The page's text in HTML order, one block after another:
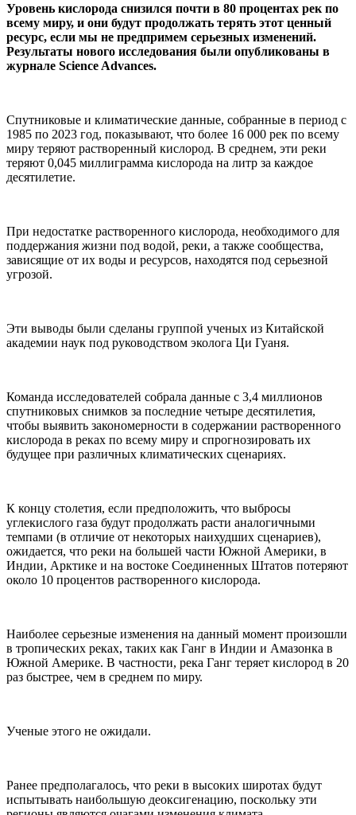
Уровень кислорода снизился почти в 80 процентах рек по
всему миру, и они будут продолжать терять этот ценный
ресурс, если мы не предпримем серьезных изменений.
Результаты нового исследования были опубликованы в
журнале Science Advances.
Спутниковые и климатические данные, собранные в период с
1985 по 2023 год, показывают, что более 16 000 рек по всему
миру теряют растворенный кислород. В среднем, эти реки
теряют 0,045 миллиграмма кислорода на литр за каждое
десятилетие.
При недостатке растворенного кислорода, необходимого для
поддержания жизни под водой, реки, а также сообщества,
зависящие от их воды и ресурсов, находятся под серьезной
угрозой.
Эти выводы были сделаны группой ученых из Китайской
академии наук под руководством эколога Ци Гуаня.
Команда исследователей собрала данные с 3,4 миллионов
спутниковых снимков за последние четыре десятилетия,
чтобы выявить закономерности в содержании растворенного
кислорода в реках по всему миру и спрогнозировать их
будущее при различных климатических сценариях.
К концу столетия, если предположить, что выбросы
углекислого газа будут продолжать расти аналогичными
темпами (в отличие от некоторых наихудших сценариев),
ожидается, что реки на большей части Южной Америки, в
Индии, Арктике и на востоке Соединенных Штатов потеряют
около 10 процентов растворенного кислорода.
Наиболее серьезные изменения на данный момент произошли
в тропических реках, таких как Ганг в Индии и Амазонка в
Южной Америке. В частности, река Ганг теряет кислород в 20
раз быстрее, чем в среднем по миру.
Ученые этого не ожидали.
Ранее предполагалось, что реки в высоких широтах будут
испытывать наибольшую деоксигенацию, поскольку эти